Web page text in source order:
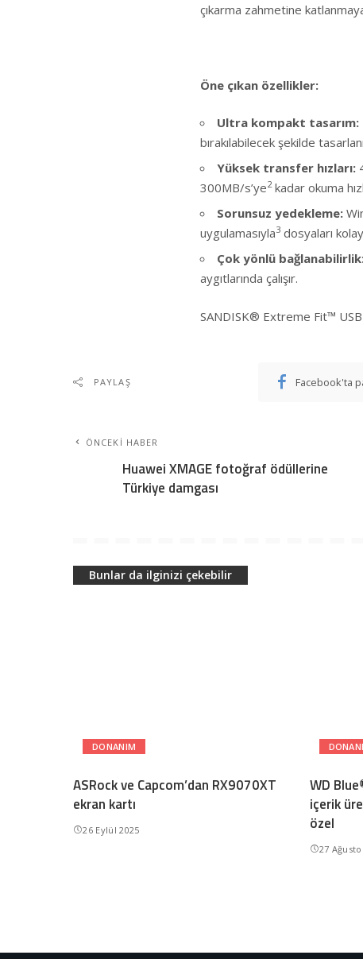
çıkarma zahmetine
Öne çıkan özellikler:
Ultra kompakt tasarım:
bırakılabilecek şekilde
Yüksek transfer hızları:
300MB/s’ye2kadar okuma
Sorunsuz yedekleme:
uygulamasıyla3 dosyaları
Çok yönlü
aygıtlarında çalışır.
SANDISK® Extreme Fit™
PAYLAŞ Facebook'ta
ÖNCEKI HABER
Huawei XMAGE fotoğraf ödüllerine
Türkiye damgası
Bunlar da ilginizi çekebilir
DONANIM
ASRock ve Capcom’dan RX9070XT
ekran kartı
26 Eylül 2025
WD
içerik
özel
27